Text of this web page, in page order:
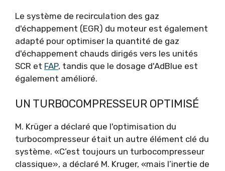
Le système de recirculation des gaz
d'échappement (EGR) du moteur est également
adapté pour optimiser la quantité de gaz
d'échappement chauds dirigés vers les unités
SCR et FAP, tandis que le dosage d'AdBlue est
également amélioré.
UN TURBOCOMPRESSEUR OPTIMISÉ
M. Krüger a déclaré que l'optimisation du
turbocompresseur était un autre élément clé du
système. «C’est toujours un turbocompresseur
classique», a déclaré M. Kruger, «mais l’inertie de